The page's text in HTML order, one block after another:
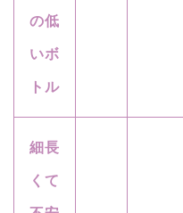
の低
いボ
トル
細長
くて